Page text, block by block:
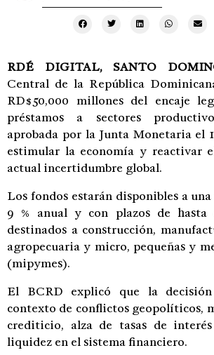
RDÉ DIGITAL, SANTO
Central de la República
RD$50,000 millones del encaje
préstamos a sectores
aprobada por la Junta Monetaria el
estimular la economía y reactivar
actual incertidumbre global.
Los fondos estarán disponibles a
9 % anual y con plazos de hasta
destinados a construcción,
agropecuaria y micro, pequeñas y
(mipymes).
El BCRD explicó que la
contexto de conflictos geopolíticos,
crediticio, alza de tasas de
liquidez en el sistema financiero.